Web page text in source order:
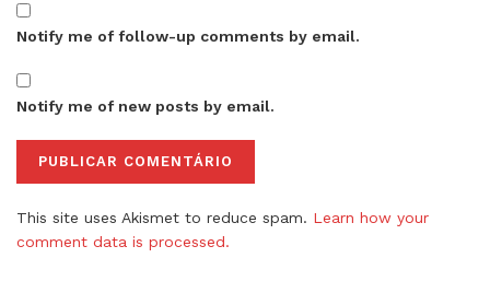
Notify me of follow-up comments by email.
Notify me of new posts by email.
This site uses Akismet to reduce spam. Learn how your
comment data is processed.